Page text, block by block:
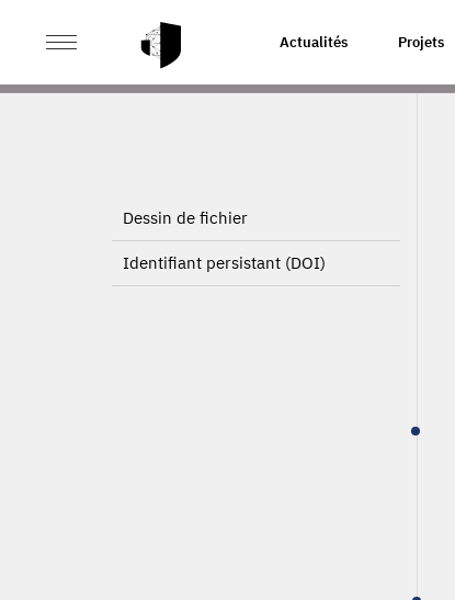
Actualités Projets
ACCUEIL PAGE PRODUIT
Dessin de fichier
Identifiant persistant (DOI)